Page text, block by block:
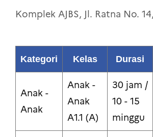
Komplek AJBS, Jl. Ratna No.
Kategori Kelas Durasi
Anak -
Anak
Anak -
Anak
A1.1 (A)
30 jam /
10 - 15
minggu